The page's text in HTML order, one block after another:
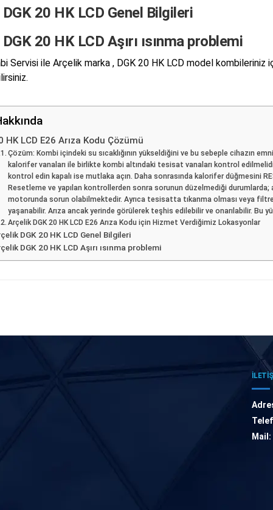
20 HK LCD Genel Bilgileri
20 HK LCD Aşırı ısınma problemi
Servisi ile Arçelik marka , DGK 20 HK LCD model
HK LCD E26 Arıza Kodu Çözümü
Çözüm: Kombi içindeki su sıcaklığının yükseldiğini ve bu sebeple cihazın
kalorifer vanaları ile birlikte kombi altındaki tesisat vanaları kontrol
kontrol edin kapalı ise mutlaka açın. Daha sonrasında kalorifer düğmesini
Resetleme ve yapılan kontrollerden sonra sorunun düzelmediği
motorunda sorun olabilmektedir. Ayrıca tesisatta tıkanma olması veya
yaşanabilir. Arıza ancak yerinde görülerek teşhis edilebilir ve onarılabilir. Bu
Arçelik DGK 20 HK LCD E26 Arıza Kodu için Hizmet Verdiğimiz Lokasyonlar
DGK 20 HK LCD Genel Bilgileri
DGK 20 HK LCD Aşırı ısınma problemi
Mail: